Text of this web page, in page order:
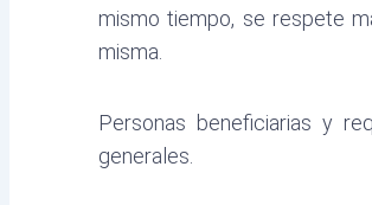
mismo tiempo, se respete
misma.
Personas beneficiarias y
generales.